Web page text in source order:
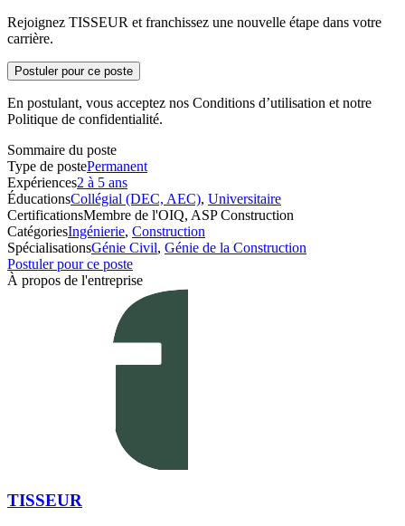
Rejoignez TISSEUR et franchissez une nouvelle étape dans votre
carrière.
Postuler pour ce poste
En postulant, vous acceptez nos Conditions d’utilisation et notre
Politique de confidentialité.
Sommaire du poste
Type de postePermanent
Expériences2 à 5 ans
ÉducationsCollégial (DEC, AEC), Universitaire
CertificationsMembre de l'OIQ, ASP Construction
CatégoriesIngénierie, Construction
SpécialisationsGénie Civil, Génie de la Construction
Postuler pour ce poste
À propos de l'entreprise
TISSEUR